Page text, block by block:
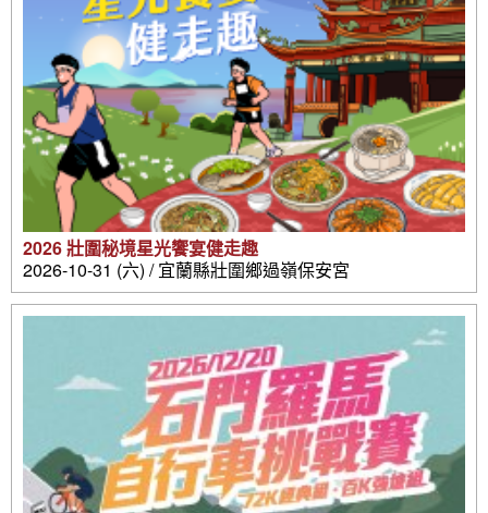
2026 壯圍秘境星光饗宴健走趣
2026-10-31 (六) / 宜蘭縣壯圍鄉過嶺保安宮